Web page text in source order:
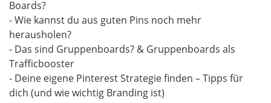
Boards?
- Wie kannst du aus guten Pins noch mehr
herausholen?
- Das sind Gruppenboards? & Gruppenboards als
Trafficbooster
- Deine eigene Pinterest Strategie finden – Tipps für
dich (und wie wichtig Branding ist)